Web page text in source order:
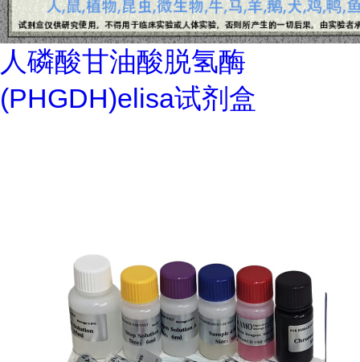
人磷酸甘油酸脱氢酶
(PHGDH)elisa试剂盒